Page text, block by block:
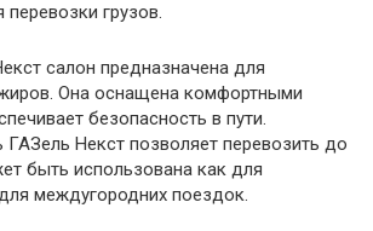
грузов.
салон предназначена для
Она оснащена комфортными
безопасность в пути.
Некст позволяет перевозить до
быть использована как для
междугородних поездок.